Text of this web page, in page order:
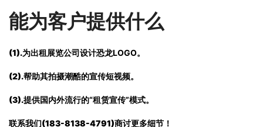
能为客户提供什么
(1).为出租展览公司设计恐龙LOGO。
(2).帮助其拍摄潮酷的宣传短视频。
(3).提供国内外流行的“租赁宣传”模式。
联系我们(183-8138-4791)商讨更多细节！